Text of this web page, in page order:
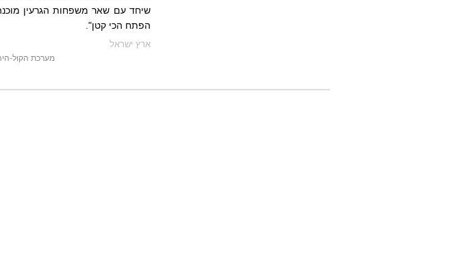
שיחד עם שאר משפחות הגרעין
הפתח הכי קטן".
ארץ ישראל
מערכת הקול-